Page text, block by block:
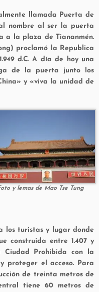
llamada Puerta de
nombre al ser la puerta
a la plaza de Tiananmén.
proclamó la Republica
d.C. A día de hoy una
de la puerta junto los
y «viva la unidad de
y lemas de Mao Tse Tung
los turistas y lugar donde
construida entre 1.407 y
Ciudad Prohibida con la
proteger el acceso. Para
de treinta metros de
tiene 60 metros de